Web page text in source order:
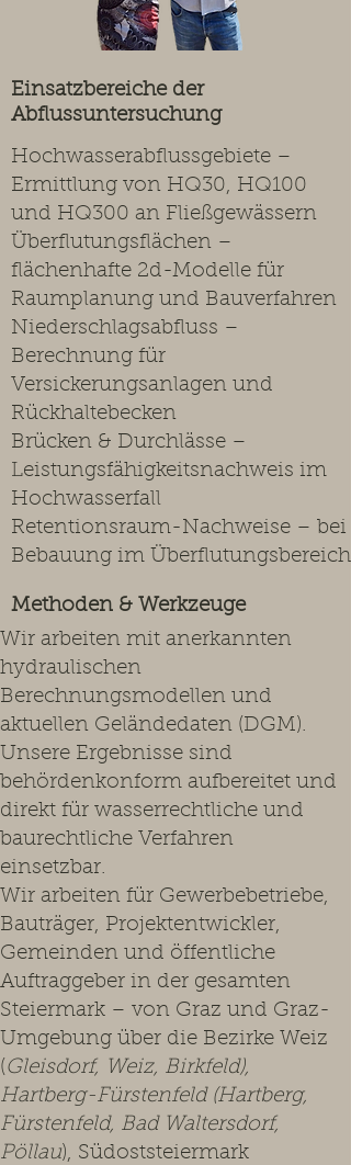
Einsatzbereiche der
Abflussuntersuchung
Hochwasserabflussgebiete –
Ermittlung von HQ30, HQ100
und HQ300 an Fließgewässern
Überflutungsflächen –
flächenhafte 2d-Modelle für
Raumplanung und Bauverfahren
Niederschlagsabfluss –
Berechnung für
Versickerungsanlagen und
Rückhaltebecken
Brücken & Durchlässe –
Leistungsfähigkeitsnachweis im
Hochwasserfall
Retentionsraum-Nachweise – bei
Bebauung im Überflutungsbereich
Methoden & Werkzeuge
Wir arbeiten mit anerkannten
hydraulischen
Berechnungsmodellen und
aktuellen Geländedaten (DGM).
Unsere Ergebnisse sind
behördenkonform aufbereitet und
direkt für wasserrechtliche und
baurechtliche Verfahren
einsetzbar.
Wir arbeiten für Gewerbebetriebe,
Bauträger, Projektentwickler,
Gemeinden und öffentliche
Auftraggeber in der gesamten
Steiermark – von Graz und Graz-
Umgebung über die Bezirke Weiz
(Gleisdorf, Weiz, Birkfeld),
Hartberg-Fürstenfeld (Hartberg,
Fürstenfeld, Bad Waltersdorf,
Pöllau), Südoststeiermark